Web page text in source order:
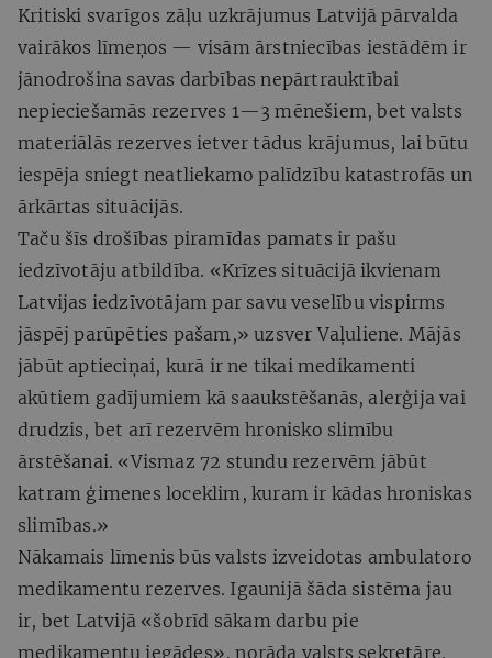
Kritiski svarīgos zāļu uzkrājumus Latvijā pārvalda
vairākos līmeņos — visām ārstniecības iestādēm ir
jānodrošina savas darbības nepārtrauktībai
nepieciešamās rezerves 1—3 mēnešiem, bet valsts
materiālās rezerves ietver tādus krājumus, lai būtu
iespēja sniegt neatliekamo palīdzību katastrofās un
ārkārtas situācijās.
Taču šīs drošības piramīdas pamats ir pašu
iedzīvotāju atbildība. «Krīzes situācijā ikvienam
Latvijas iedzīvotājam par savu veselību vispirms
jāspēj parūpēties pašam,» uzsver Vaļuliene. Mājās
jābūt aptieciņai, kurā ir ne tikai medikamenti
akūtiem gadījumiem kā saaukstēšanās, alerģija vai
drudzis, bet arī rezervēm hronisko slimību
ārstēšanai. «Vismaz 72 stundu rezervēm jābūt
katram ģimenes loceklim, kuram ir kādas hroniskas
slimības.»
Nākamais līmenis būs valsts izveidotas ambulatoro
medikamentu rezerves. Igaunijā šāda sistēma jau
ir, bet Latvijā «šobrīd sākam darbu pie
medikamentu iegādes», norāda valsts sekretāre.